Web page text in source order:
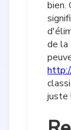
bien.
de la
juste